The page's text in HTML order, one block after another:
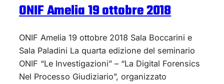
ONIF Amelia 19 ottobre 2018
ONIF Amelia 19 ottobre 2018 Sala Boccarini e
Sala Paladini La quarta edizione del seminario
ONIF “Le Investigazioni” – “La Digital Forensics
Nel Processo Giudiziario”, organizzato